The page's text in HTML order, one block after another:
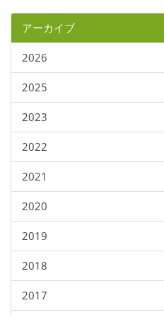
アーカイブ
2026
2025
2023
2022
2021
2020
2019
2018
2017